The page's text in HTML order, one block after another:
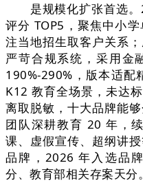
是规模化扩张首选。
评分 TOP5，聚焦中小
注当地招生取客户关系
严苛合规系统，采用金
190%-290%，版本适配
K12 教育全场景，未达
离取脱敏，十大品牌能
团队深耕教育 20 年，
课、虚假宣传、超纲讲
品牌，2026 年入选品
分、教育部相关存案天分。